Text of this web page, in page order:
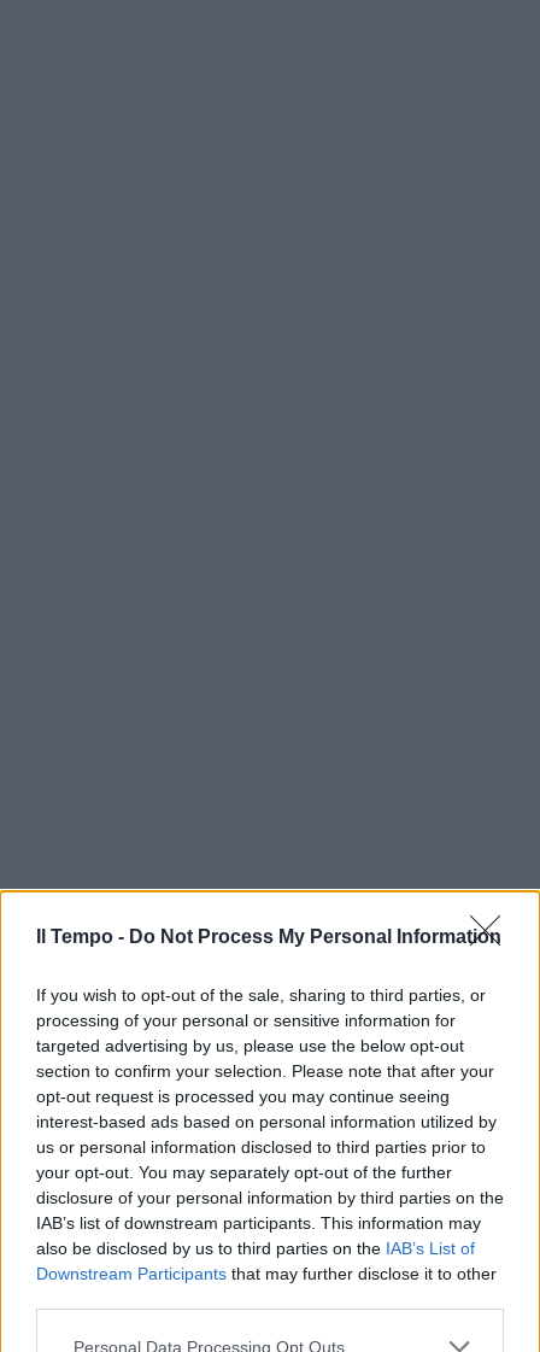
Il Tempo - Do Not Process My Personal Information
If you wish to opt-out of the sale, sharing to third parties, or
processing of your personal or sensitive information for
targeted advertising by us, please use the below opt-out
section to confirm your selection. Please note that after your
opt-out request is processed you may continue seeing
interest-based ads based on personal information utilized by
us or personal information disclosed to third parties prior to
your opt-out. You may separately opt-out of the further
disclosure of your personal information by third parties on the
IAB’s list of downstream participants. This information may
also be disclosed by us to third parties on the IAB’s List of
Downstream Participants that may further disclose it to other
Personal Data Processing Opt Outs